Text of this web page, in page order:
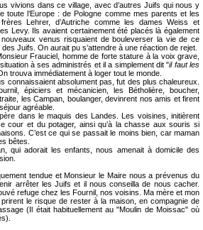
vivions dans ce village, avec d’autres Juifs qui nous y
toute l’Europe : de Pologne comme mes parents et les
Lehrer, d’Autriche comme les dames Weiss et
Levy. Ils avaient certainement été placés là également
venus risquaient de bouleverser la vie de ce
Juifs. On aurait pu s’attendre à une réaction de rejet.
Frauciel, homme de forte stature à la voix grave,
à ses administrés et il a simplement dit "il faut les
trouva immédiatement à loger tout le monde.
connaissaient absolument pas, fut des plus chaleureux.
épiciers et mécanicien, les Bétholière, boucher,
les Campan, boulanger, devinrent nos amis et firent
agréable.
dans le maquis des Landes. Les voisines, initièrent
cour et du potager, ainsi qu’à la chasse aux souris si
C’est ce qui se passait le moins bien, car maman
bêtes.
qui adorait les enfants, nous amenait à domicile des
tendue et Monsieur le Maire nous a prévenus du
arrêter les Juifs et il nous conseilla de nous cacher.
refuge chez les Fournil, nos voisins. Ma mère et mon
prirent le risque de rester à la maison, en compagnie de
(Il était habituellement au "Moulin de Moissac" où